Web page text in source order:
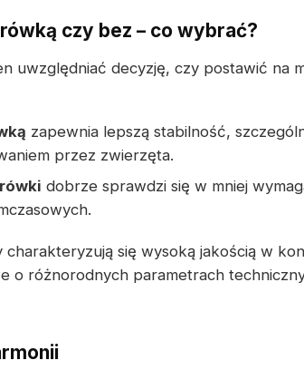
czy bez – co wybrać?
uwzględniać decyzję, czy postawić na
zapewnia lepszą stabilność,
przez zwierzęta.
dobrze sprawdzi się w mniej
się wysoką jakością w
o różnorodnych parametrach